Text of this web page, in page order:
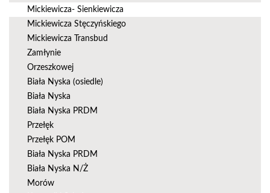
Mickiewicza- Sienkiewicza
Mickiewicza Stęczyńskiego
Mickiewicza Transbud
Zamłynie
Orzeszkowej
Biała Nyska (osiedle)
Biała Nyska
Biała Nyska PRDM
Przełęk
Przełęk POM
Biała Nyska PRDM
Biała Nyska N/Ż
Morów